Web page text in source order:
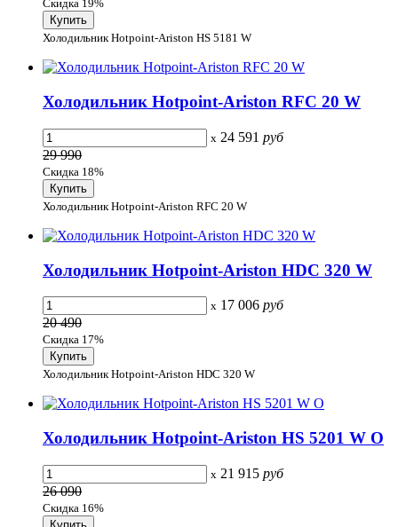
Скидка 19%
Холодильник Hotpoint-Ariston HS 5181 W
Холодильник Hotpoint-Ariston RFC 20 W
x 24 591 руб
29 990
Скидка 18%
Холодильник Hotpoint-Ariston RFC 20 W
Холодильник Hotpoint-Ariston HDC 320 W
x 17 006 руб
20 490
Скидка 17%
Холодильник Hotpoint-Ariston HDC 320 W
Холодильник Hotpoint-Ariston HS 5201 W O
x 21 915 руб
26 090
Скидка 16%